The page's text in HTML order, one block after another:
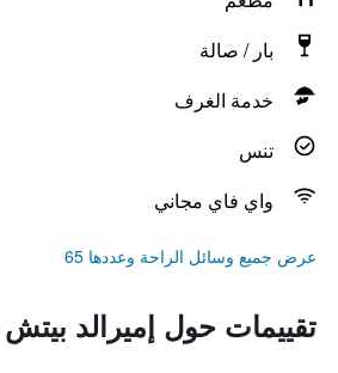
بار / صالة
خدمة الغرف
تنس
واي فاي مجاني
عرض جميع وسائل الراحة وعددها 65
تقييمات حول إميرالد